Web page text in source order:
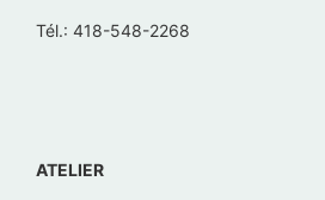
Tél.: 418-548-2268
ATELIER